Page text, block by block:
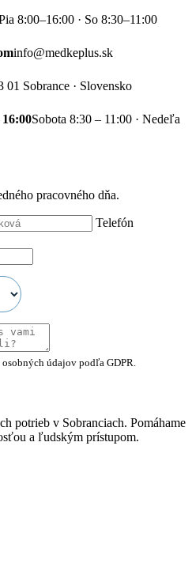
8:00–16:00 · So 8:30–11:00
info@medkeplus.sk
01 Sobrance · Slovensko
Sobota 8:30 – 11:00 · Nedeľa
pracovného dňa.
Telefón
údajov podľa GDPR.
potrieb v Sobranciach. Pomáhame
a ľudským prístupom.